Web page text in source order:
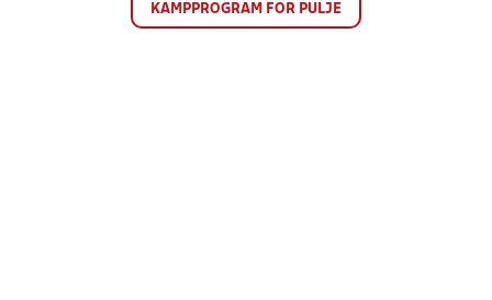
KAMPPROGRAM FOR PULJE